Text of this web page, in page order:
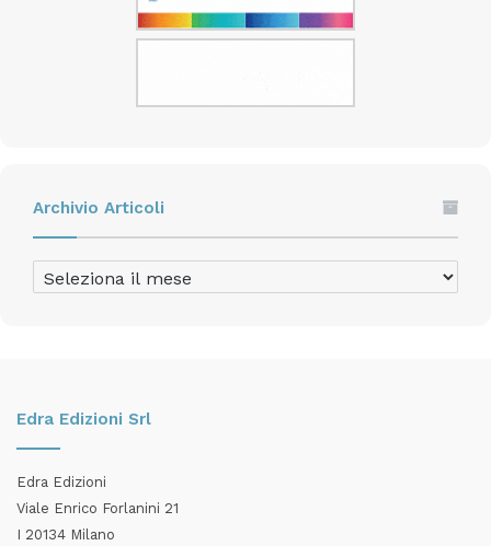
Archivio Articoli
Archivio
Articoli
Edra Edizioni Srl
Edra Edizioni
Viale Enrico Forlanini 21
I 20134 Milano